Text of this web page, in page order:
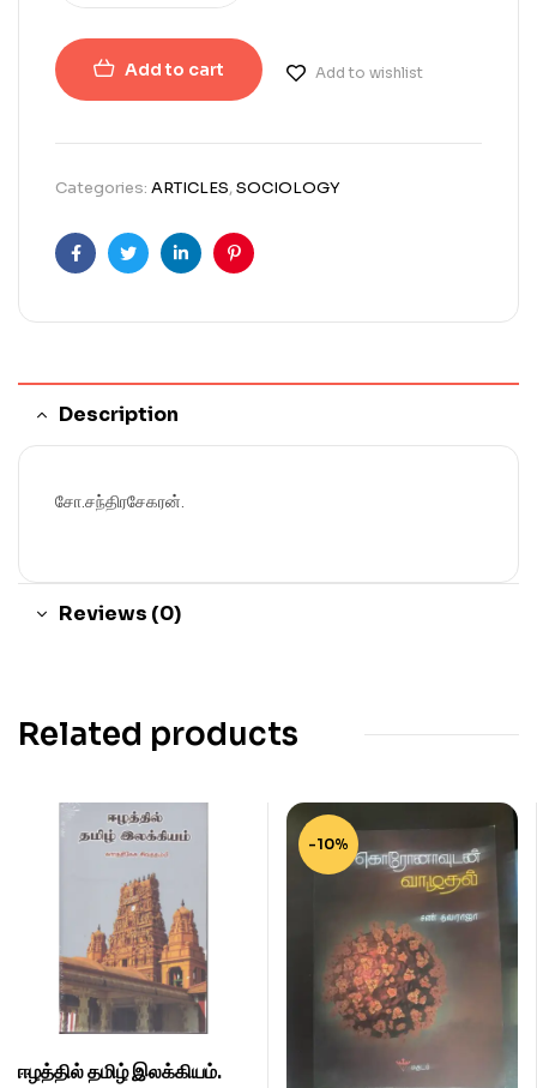
Add to cart Add to wishlist
Categories: ARTICLES,SOCIOLOGY
FacebookTwitterLinkedinPinterest
Description
சோ.சந்திரசேகரன்.
Reviews (0)
Related products
ஈழத்தில் தமிழ் இலக்கியம்.
-10%